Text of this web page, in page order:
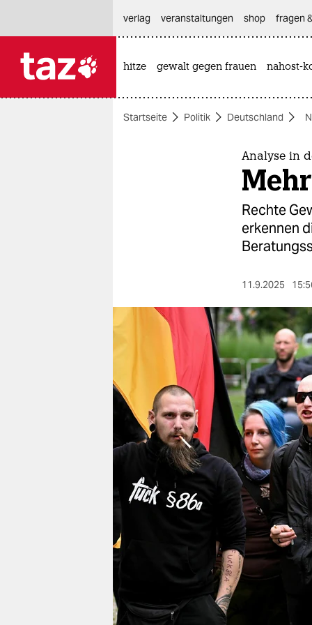
themen
berlin
nord
wahrheit
verlag
verlag
veranstaltungen
shop
unterstützen
genossenschaft
verlag
veranstaltungen shop fragen
hitze gewalt gegen frauen nahost-
Startseite Politik Deutschland
Analyse in
Rechte
erkennen
11.9.2025